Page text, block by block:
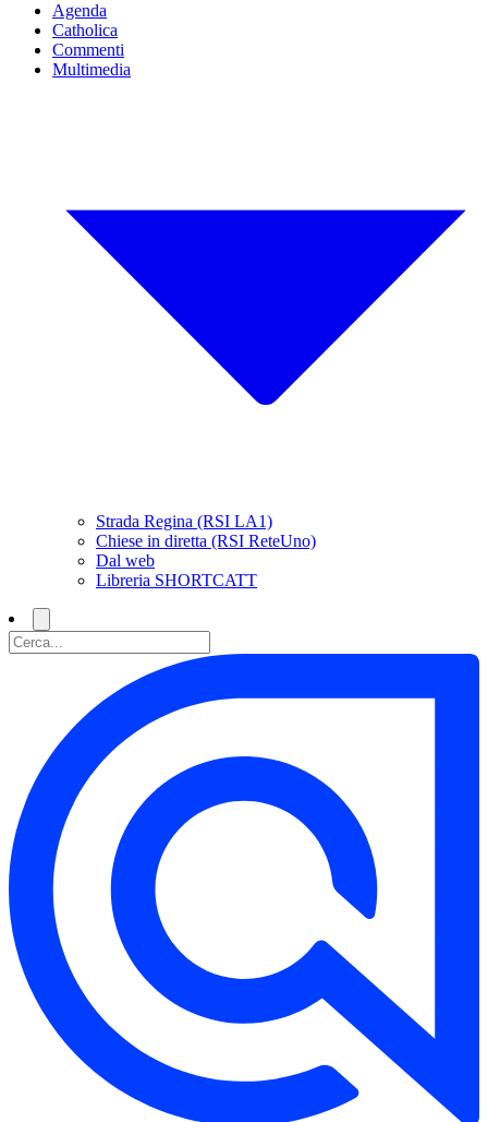
Agenda
Catholica
Commenti
Multimedia
Strada Regina (RSI LA1)
Chiese in diretta (RSI ReteUno)
Dal web
Libreria SHORTCATT